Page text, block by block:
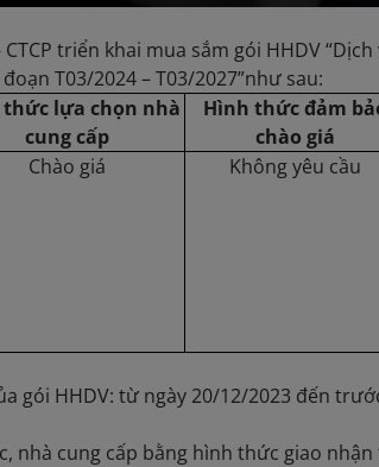
triển khai mua sắm gói HHDV
T03/2024 – T03/2027”như sau:
lựa chọn nhà
cung cấp
Hình thức đảm
chào giá
Chào giá Không yêu cầu
gói HHDV: từ ngày 20/12/2023 đến
nhà cung cấp bằng hình thức giao